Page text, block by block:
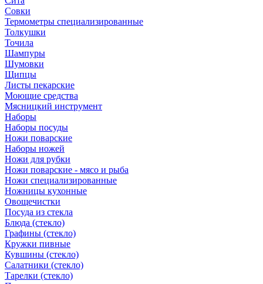
Совки
Термометры специализированные
Толкушки
Точила
Шампуры
Шумовки
Щипцы
Листы пекарские
Моющие средства
Мясницкий инструмент
Наборы
Наборы посуды
Ножи поварские
Наборы ножей
Ножи для рубки
Ножи поварские - мясо и рыба
Ножи специализированные
Ножницы кухонные
Овощечистки
Посуда из стекла
Блюда (стекло)
Графины (стекло)
Кружки пивные
Кувшины (стекло)
Салатники (стекло)
Тарелки (стекло)